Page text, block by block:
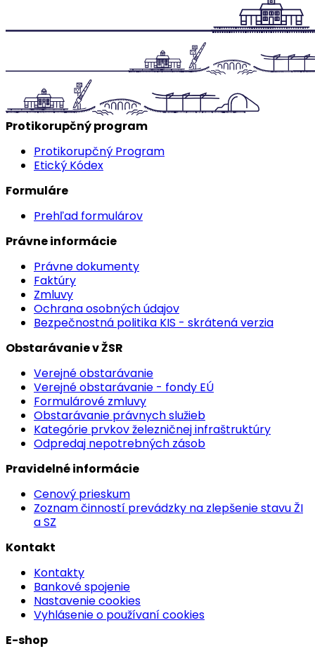
Protikorupčný program
Protikorupčný Program
Etický Kódex
Formuláre
Prehľad formulárov
Právne informácie
Právne dokumenty
Faktúry
Zmluvy
Ochrana osobných údajov
Bezpečnostná politika KIS - skrátená verzia
Obstarávanie v ŽSR
Verejné obstarávanie
Verejné obstarávanie - fondy EÚ
Formulárové zmluvy
Obstarávanie právnych služieb
Kategórie prvkov železničnej infraštruktúry
Odpredaj nepotrebných zásob
Pravidelné informácie
Cenový prieskum
Zoznam činností prevádzky na zlepšenie stavu ŽI
a SZ
Kontakt
Kontakty
Bankové spojenie
Nastavenie cookies
Vyhlásenie o používaní cookies
E-shop